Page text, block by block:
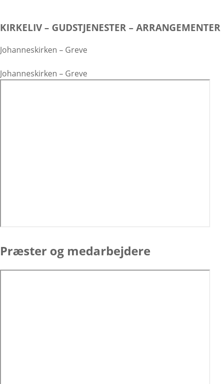
KIRKELIV – GUDSTJENESTER – ARRANGEMENTER
Johanneskirken – Greve
Johanneskirken – Greve
Præster og medarbejdere